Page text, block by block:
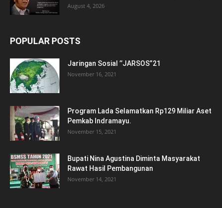
August 4, 2026
POPULAR POSTS
Jaringan Sosial ’’JARSOS”21
November 16, 2021
Program Lada Selamatkan Rp129 Miliar Aset
Pemkab Indramayu.
November 15, 2021
Bupati Nina Agustina Diminta Masyarakat
Rawat Hasil Pembangunan
November 14, 2021